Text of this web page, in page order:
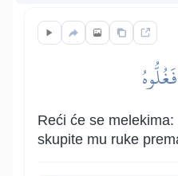
Reći će se melekima:
skupite mu ruke